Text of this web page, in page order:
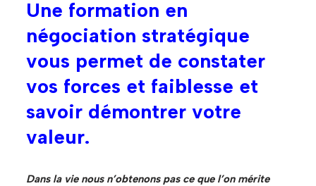
Une formation en
négociation stratégique
vous permet de constater
vos forces et faiblesse et
savoir démontrer votre
valeur.
Dans la vie nous n’obtenons pas ce que l’on mérite